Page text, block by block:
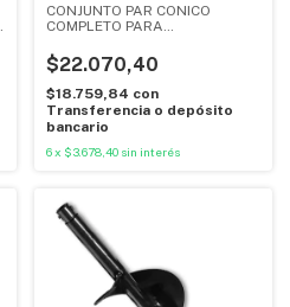
CONJUNTO PAR CONICO
COMPLETO PARA
NAKAMA
$22.070,40
$18.759,84 con
Transferencia o depósito
bancario
6 x $3.678,40 sin interés